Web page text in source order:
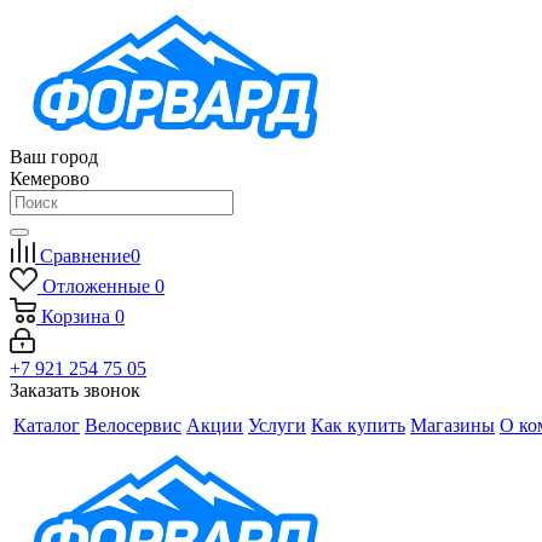
Ваш город
Кемерово
Сравнение0
Отложенные 0
Корзина 0
+7 921 254 75 05
Заказать звонок
Каталог Велосервис Акции Услуги Как купить Магазины О